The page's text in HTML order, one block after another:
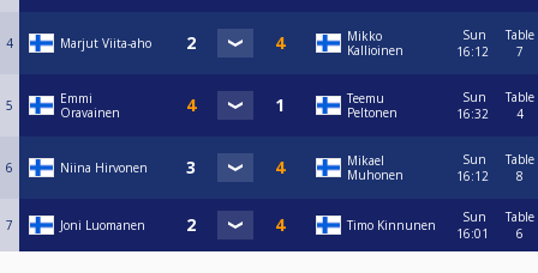
4 Marjut Viita-aho
Mikko
Kallioinen
Sun
16:12
Table
7
5
Emmi
Oravainen
Teemu
Peltonen
Sun
16:32
Table
4
6 Niina Hirvonen
Mikael
Muhonen
Sun
16:12
Table
8
7 Joni Luomanen Timo Kinnunen
Sun
16:01
Table
6